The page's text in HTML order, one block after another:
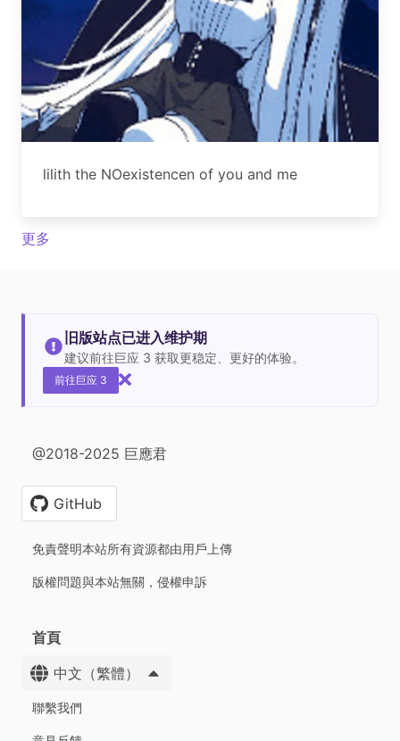
lilith the NOexistencen of you and me
更多
旧版站点已进入维护期
建议前往巨应 3 获取更稳定、更好的体验。
前往巨应 3
@2018-2025 巨應君
GitHub
免責聲明本站所有資源都由用戶上傳
版權問題與本站無關，侵權申訴
首頁
中文（繁體）
聯繫我們